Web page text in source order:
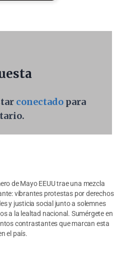
conectado para
de Mayo EEUU trae una mezcla
vibrantes protestas por derechos
y justicia social junto a solemnes
a la lealtad nacional. Sumérgete en
contrastantes que marcan esta
el país.